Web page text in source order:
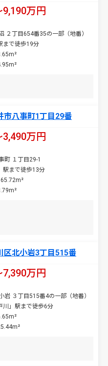
万円
２丁目654番35の一部（地番）
まで徒歩19分
市八事町1丁目29番
万円
町 １丁目29-1
駅まで徒歩13分
区北小岩3丁目515番
万円
岩 ３丁目515番4の一部（地番）
川」駅まで徒歩6分